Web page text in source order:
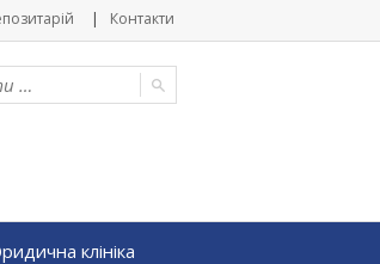
Контакти
клініка